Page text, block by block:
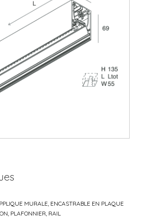
MURALE, ENCASTRABLE EN PLAQUE
PLAFONNIER, RAIL